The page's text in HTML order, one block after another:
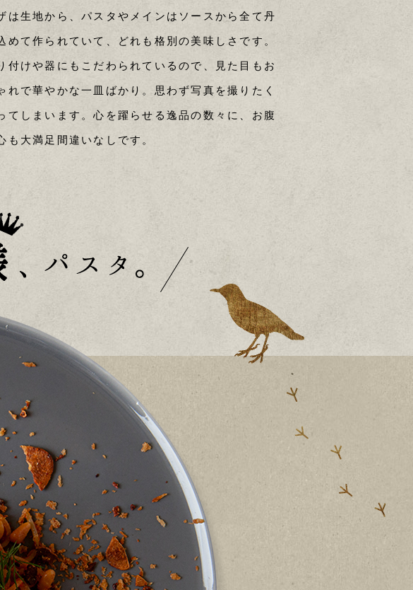
は生地から、パスタやメインはソースから全て丹
めて作られていて、どれも格別の美味しさです。
付けや器にもこだわられているので、見た目もお
れで華やかな一皿ばかり。思わず写真を撮りたく
てしまいます。心を躍らせる逸品の数々に、お腹
も大満足間違いなしです。